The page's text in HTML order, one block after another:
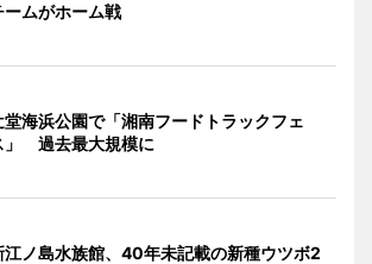
ームがホーム戦
堂海浜公園で「湘南フードトラックフェ
」 過去最大規模に
江ノ島水族館、40年未記載の新種ウツボ2